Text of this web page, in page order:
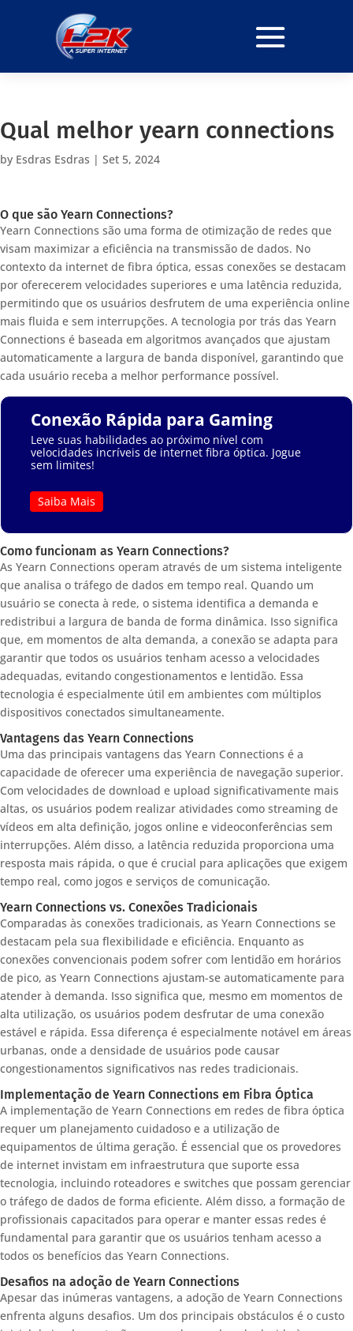
Qual melhor yearn connections
by Esdras Esdras | Set 5, 2024
O que são Yearn Connections?
Yearn Connections são uma forma de otimização de redes que
visam maximizar a eficiência na transmissão de dados. No
contexto da internet de fibra óptica, essas conexões se destacam
por oferecerem velocidades superiores e uma latência reduzida,
permitindo que os usuários desfrutem de uma experiência online
mais fluida e sem interrupções. A tecnologia por trás das Yearn
Connections é baseada em algoritmos avançados que ajustam
automaticamente a largura de banda disponível, garantindo que
cada usuário receba a melhor performance possível.
Conexão Rápida para Gaming
Leve suas habilidades ao próximo nível com
velocidades incríveis de internet fibra óptica. Jogue
sem limites!
Saiba Mais
Como funcionam as Yearn Connections?
As Yearn Connections operam através de um sistema inteligente
que analisa o tráfego de dados em tempo real. Quando um
usuário se conecta à rede, o sistema identifica a demanda e
redistribui a largura de banda de forma dinâmica. Isso significa
que, em momentos de alta demanda, a conexão se adapta para
garantir que todos os usuários tenham acesso a velocidades
adequadas, evitando congestionamentos e lentidão. Essa
tecnologia é especialmente útil em ambientes com múltiplos
dispositivos conectados simultaneamente.
Vantagens das Yearn Connections
Uma das principais vantagens das Yearn Connections é a
capacidade de oferecer uma experiência de navegação superior.
Com velocidades de download e upload significativamente mais
altas, os usuários podem realizar atividades como streaming de
vídeos em alta definição, jogos online e videoconferências sem
interrupções. Além disso, a latência reduzida proporciona uma
resposta mais rápida, o que é crucial para aplicações que exigem
tempo real, como jogos e serviços de comunicação.
Yearn Connections vs. Conexões Tradicionais
Comparadas às conexões tradicionais, as Yearn Connections se
destacam pela sua flexibilidade e eficiência. Enquanto as
conexões convencionais podem sofrer com lentidão em horários
de pico, as Yearn Connections ajustam-se automaticamente para
atender à demanda. Isso significa que, mesmo em momentos de
alta utilização, os usuários podem desfrutar de uma conexão
estável e rápida. Essa diferença é especialmente notável em áreas
urbanas, onde a densidade de usuários pode causar
congestionamentos significativos nas redes tradicionais.
Implementação de Yearn Connections em Fibra Óptica
A implementação de Yearn Connections em redes de fibra óptica
requer um planejamento cuidadoso e a utilização de
equipamentos de última geração. É essencial que os provedores
de internet invistam em infraestrutura que suporte essa
tecnologia, incluindo roteadores e switches que possam gerenciar
o tráfego de dados de forma eficiente. Além disso, a formação de
profissionais capacitados para operar e manter essas redes é
fundamental para garantir que os usuários tenham acesso a
todos os benefícios das Yearn Connections.
Desafios na adoção de Yearn Connections
Apesar das inúmeras vantagens, a adoção de Yearn Connections
enfrenta alguns desafios. Um dos principais obstáculos é o custo